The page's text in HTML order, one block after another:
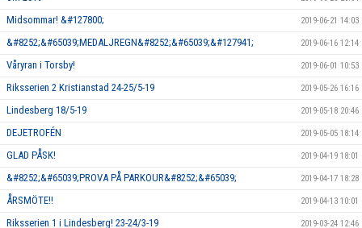
Midsommar! &#127800; 2019-06-21 14:03
&#8252;&#65039;MEDALJREGN&#8252;&#65039;&#127941; 2019-06-16 12:14
Våryran i Torsby! 2019-06-01 10:53
Riksserien 2 Kristianstad 24-25/5-19 2019-05-26 16:16
Lindesberg 18/5-19 2019-05-18 20:46
DEJETROFÉN 2019-05-05 18:14
GLAD PÅSK! 2019-04-19 18:01
&#8252;&#65039;PROVA PÅ PARKOUR&#8252;&#65039; 2019-04-17 18:28
ÅRSMÖTE!! 2019-04-13 10:01
Riksserien 1 i Lindesberg! 23-24/3-19 2019-03-24 12:46